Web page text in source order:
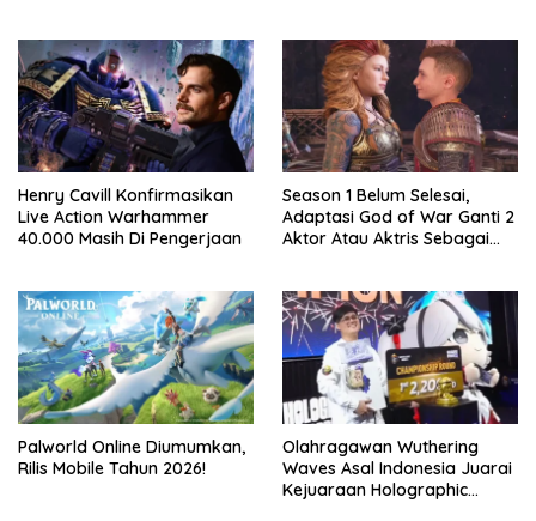
Henry Cavill Konfirmasikan
Live Action Warhammer
40.000 Masih Di Pengerjaan
Season 1 Belum Selesai,
Adaptasi God of War Ganti 2
Aktor Atau Aktris Sebagai
Palworld Online Diumumkan,
Rilis Mobile Tahun 2026!
Olahragawan Wuthering
Waves Asal Indonesia Juarai
Kejuaraan Holographic